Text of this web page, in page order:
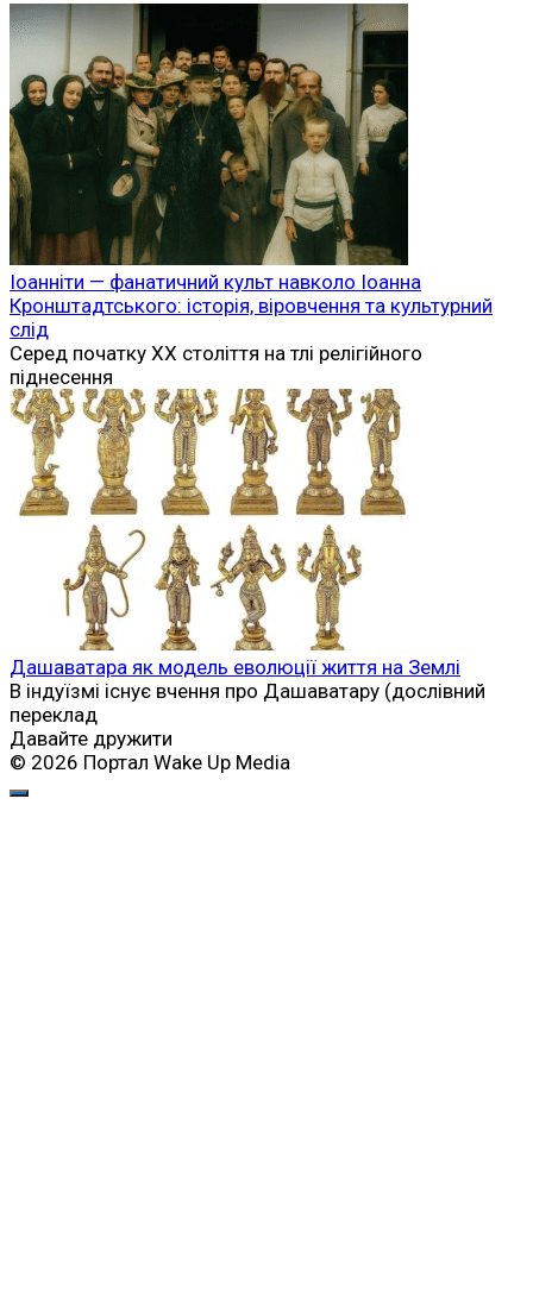
Іоанніти — фанатичний культ навколо Іоанна
Кронштадтського: історія, віровчення та культурний
слід
Серед початку XX століття на тлі релігійного
піднесення
Дашаватара як модель еволюції життя на Землі
В індуїзмі існує вчення про Дашаватару (дослівний
переклад
Давайте дружити
© 2026 Портал Wake Up Media